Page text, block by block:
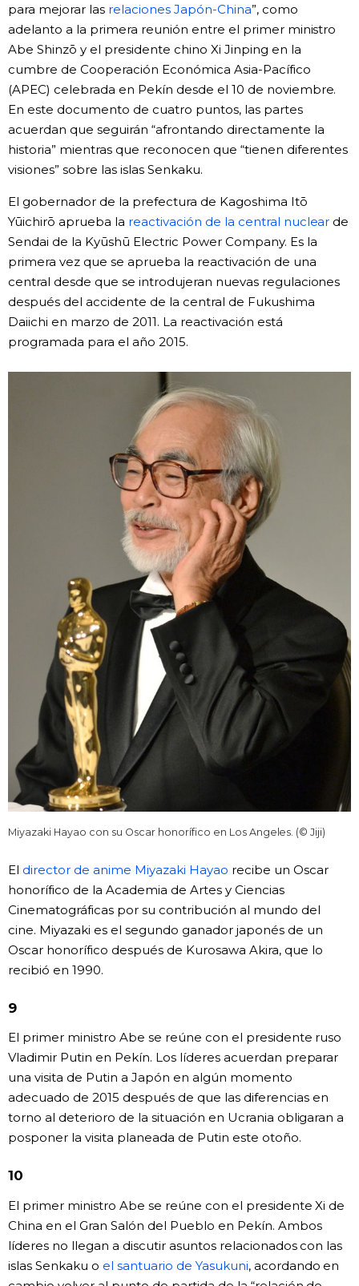
para mejorar las relaciones Japón-China”, como
adelanto a la primera reunión entre el primer ministro
Abe Shinzō y el presidente chino Xi Jinping en la
cumbre de Cooperación Económica Asia-Pacífico
(APEC) celebrada en Pekín desde el 10 de noviembre.
En este documento de cuatro puntos, las partes
acuerdan que seguirán “afrontando directamente la
historia” mientras que reconocen que “tienen diferentes
visiones” sobre las islas Senkaku.
El gobernador de la prefectura de Kagoshima Itō
Yūichirō aprueba la reactivación de la central nuclear de
Sendai de la Kyūshū Electric Power Company. Es la
primera vez que se aprueba la reactivación de una
central desde que se introdujeran nuevas regulaciones
después del accidente de la central de Fukushima
Daiichi en marzo de 2011. La reactivación está
programada para el año 2015.
Miyazaki Hayao con su Oscar honorífico en Los Angeles. (© Jiji)
El director de anime Miyazaki Hayao recibe un Oscar
honorífico de la Academia de Artes y Ciencias
Cinematográficas por su contribución al mundo del
cine. Miyazaki es el segundo ganador japonés de un
Oscar honorífico después de Kurosawa Akira, que lo
recibió en 1990.
9
El primer ministro Abe se reúne con el presidente ruso
Vladimir Putin en Pekín. Los líderes acuerdan preparar
una visita de Putin a Japón en algún momento
adecuado de 2015 después de que las diferencias en
torno al deterioro de la situación en Ucrania obligaran a
posponer la visita planeada de Putin este otoño.
10
El primer ministro Abe se reúne con el presidente Xi de
China en el Gran Salón del Pueblo en Pekín. Ambos
líderes no llegan a discutir asuntos relacionados con las
islas Senkaku o el santuario de Yasukuni, acordando en